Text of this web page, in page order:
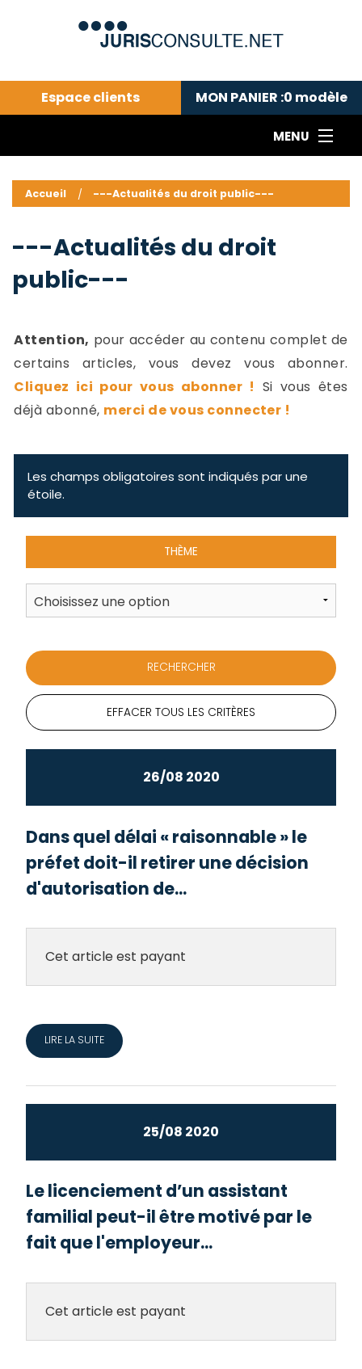
Espace clients MON PANIER :0 modèle
MENU
---Actualités du droit public---
Droit pénal---
Droit privé ---
Abonnement aux actualités
Accueil ---Actualités du droit public---
---Actualités du droit
public---
Attention, pour accéder au contenu complet de
certains articles, vous devez vous abonner.
Cliquez ici pour vous abonner ! Si vous êtes
déjà abonné, merci de vous connecter !
Les champs obligatoires sont indiqués par une
étoile.
THÈME
EFFACER TOUS LES CRITÈRES
26/08 2020
Dans quel délai « raisonnable » le
préfet doit-il retirer une décision
d'autorisation de...
Cet article est payant
LIRE LA SUITE
25/08 2020
Le licenciement d’un assistant
familial peut-il être motivé par le
fait que l'employeur...
Cet article est payant